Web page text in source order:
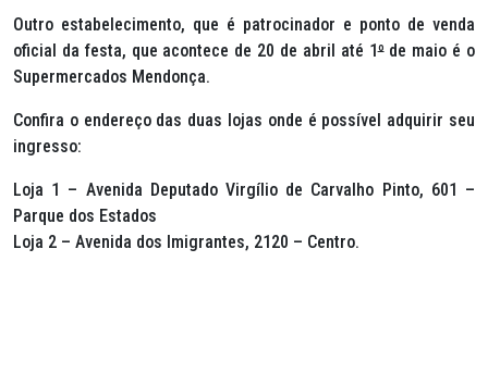
Outro estabelecimento, que é patrocinador e ponto de venda
oficial da festa, que acontece de 20 de abril até 1ºde maio é o
Supermercados Mendonça.
Confira o endereço das duas lojas onde é possível adquirir seu
ingresso:
Loja 1 – Avenida Deputado Virgílio de Carvalho Pinto, 601 –
Parque dos Estados
Loja 2 – Avenida dos Imigrantes, 2120 – Centro.